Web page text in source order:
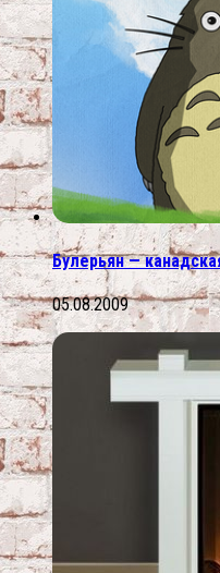
Булерьян —
05.08.2009